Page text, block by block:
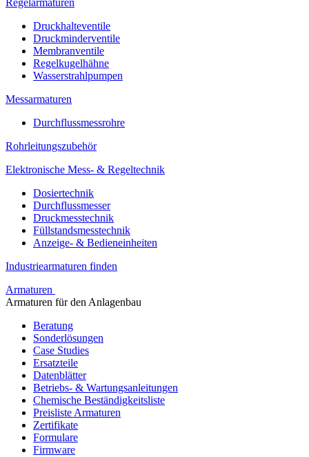
Regelarmaturen
Druckhalteventile
Druckminderventile
Membranventile
Regelkugelhähne
Wasserstrahlpumpen
Messarmaturen
Durchflussmessrohre
Rohrleitungszubehör
Elektronische Mess- & Regeltechnik
Dosiertechnik
Durchflussmesser
Druckmesstechnik
Füllstandsmesstechnik
Anzeige- & Bedieneinheiten
Industriearmaturen finden
Armaturen
Armaturen für den Anlagenbau
Beratung
Sonderlösungen
Case Studies
Ersatzteile
Datenblätter
Betriebs- & Wartungsanleitungen
Chemische Beständigkeitsliste
Preisliste Armaturen
Zertifikate
Formulare
Firmware